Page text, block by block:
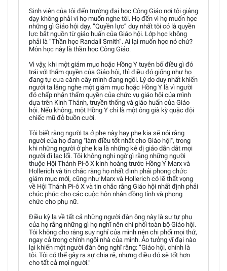
Sinh viên của tôi đến trường đại học Công Giáo nơi tôi giảng
dạy không phải vì họ muốn nghe tôi. Họ đến vì họ muốn học
những gì Giáo hội dạy. “Quyền lực” duy nhất tôi có là quyền
lực bắt nguồn từ giáo huấn của Giáo hội. Lớp học không
phải là “Thần học Randall Smith”. Ai lại muốn học nó chứ?
Môn học này là thần học Công Giáo.
Vì vậy, khi một giám mục hoặc Hồng Y tuyên bố điều gì đó
trái với thẩm quyền của Giáo hội, thì điều đó giống như họ
đang tự cưa cành cây mình đang ngồi. Lý do duy nhất khiến
người ta lắng nghe một giám mục hoặc Hồng Y là vì người
đó chấp nhận thẩm quyền của chức vụ giáo hội của mình
dựa trên Kinh Thánh, truyền thống và giáo huấn của Giáo
hội. Nếu không, một Hồng Y chỉ là một ông già kỳ quặc đội
chiếc mũ đỏ buồn cười.
Tôi biết rằng người ta ở phe này hay phe kia sẽ nói rằng
người của họ đang "làm điều tốt nhất cho Giáo hội", trong
khi những người ở phe kia là những kẻ dị giáo dẫn dắt mọi
người đi lạc lối. Tôi không nghi ngờ gì rằng những người
thuộc Hội Thánh Pi-ô X kinh hoàng trước Hồng Y Marx và
Hollerich và tin chắc rằng họ nhất định phải phong chức
giám mục mới, cũng như Marx và Hollerich có lẽ thất vọng
về Hội Thánh Pi-ô X và tin chắc rằng Giáo hội nhất định phải
chúc phúc cho các cuộc hôn nhân đồng tính và phong
chức cho phụ nữ.
Điều kỳ lạ về tất cả những người đàn ông này là sự tự phụ
của họ rằng những gì họ nghĩ nên chi phối toàn bộ Giáo hội.
Tôi không cho rằng suy nghĩ của mình nên chi phối mọi thứ,
ngay cả trong chính ngôi nhà của mình. Ảo tưởng vĩ đại nào
lại khiến một người đàn ông nghĩ rằng: “Giáo hội, chính là
tôi. Tôi có thể gây ra sự chia rẽ, nhưng điều đó sẽ tốt hơn
cho tất cả mọi người.”